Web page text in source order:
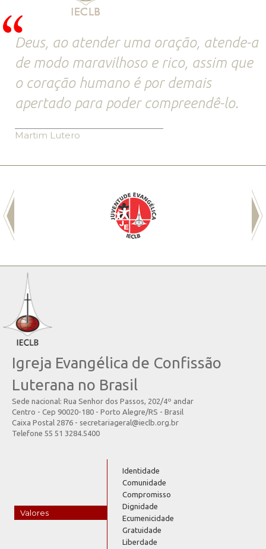
Deus, ao atender uma oração, atende-a
de modo maravilhoso e rico, assim que
o coração humano é por demais
apertado para poder compreendê-lo.
Martim Lutero
Igreja Evangélica de Confissão
Luterana no Brasil
Sede nacional: Rua Senhor dos Passos, 202/4º andar
Centro - Cep 90020-180 - Porto Alegre/RS - Brasil
Caixa Postal 2876 - secretariageral@ieclb.org.br
Telefone 55 51 3284.5400
Valores
Identidade
Comunidade
Compromisso
Dignidade
Ecumenicidade
Gratuidade
Liberdade